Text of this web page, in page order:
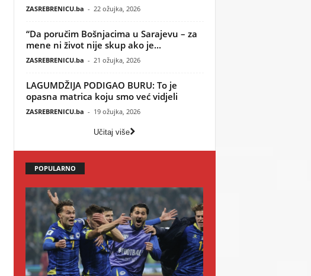
ZASREBRENICU.ba - 22 ožujka, 2026
“Da poručim Bošnjacima u Sarajevu – za
mene ni život nije skup ako je...
ZASREBRENICU.ba - 21 ožujka, 2026
LAGUMDŽIJA PODIGAO BURU: To je
opasna matrica koju smo već vidjeli
ZASREBRENICU.ba - 19 ožujka, 2026
Učitaj više
POPULARNO